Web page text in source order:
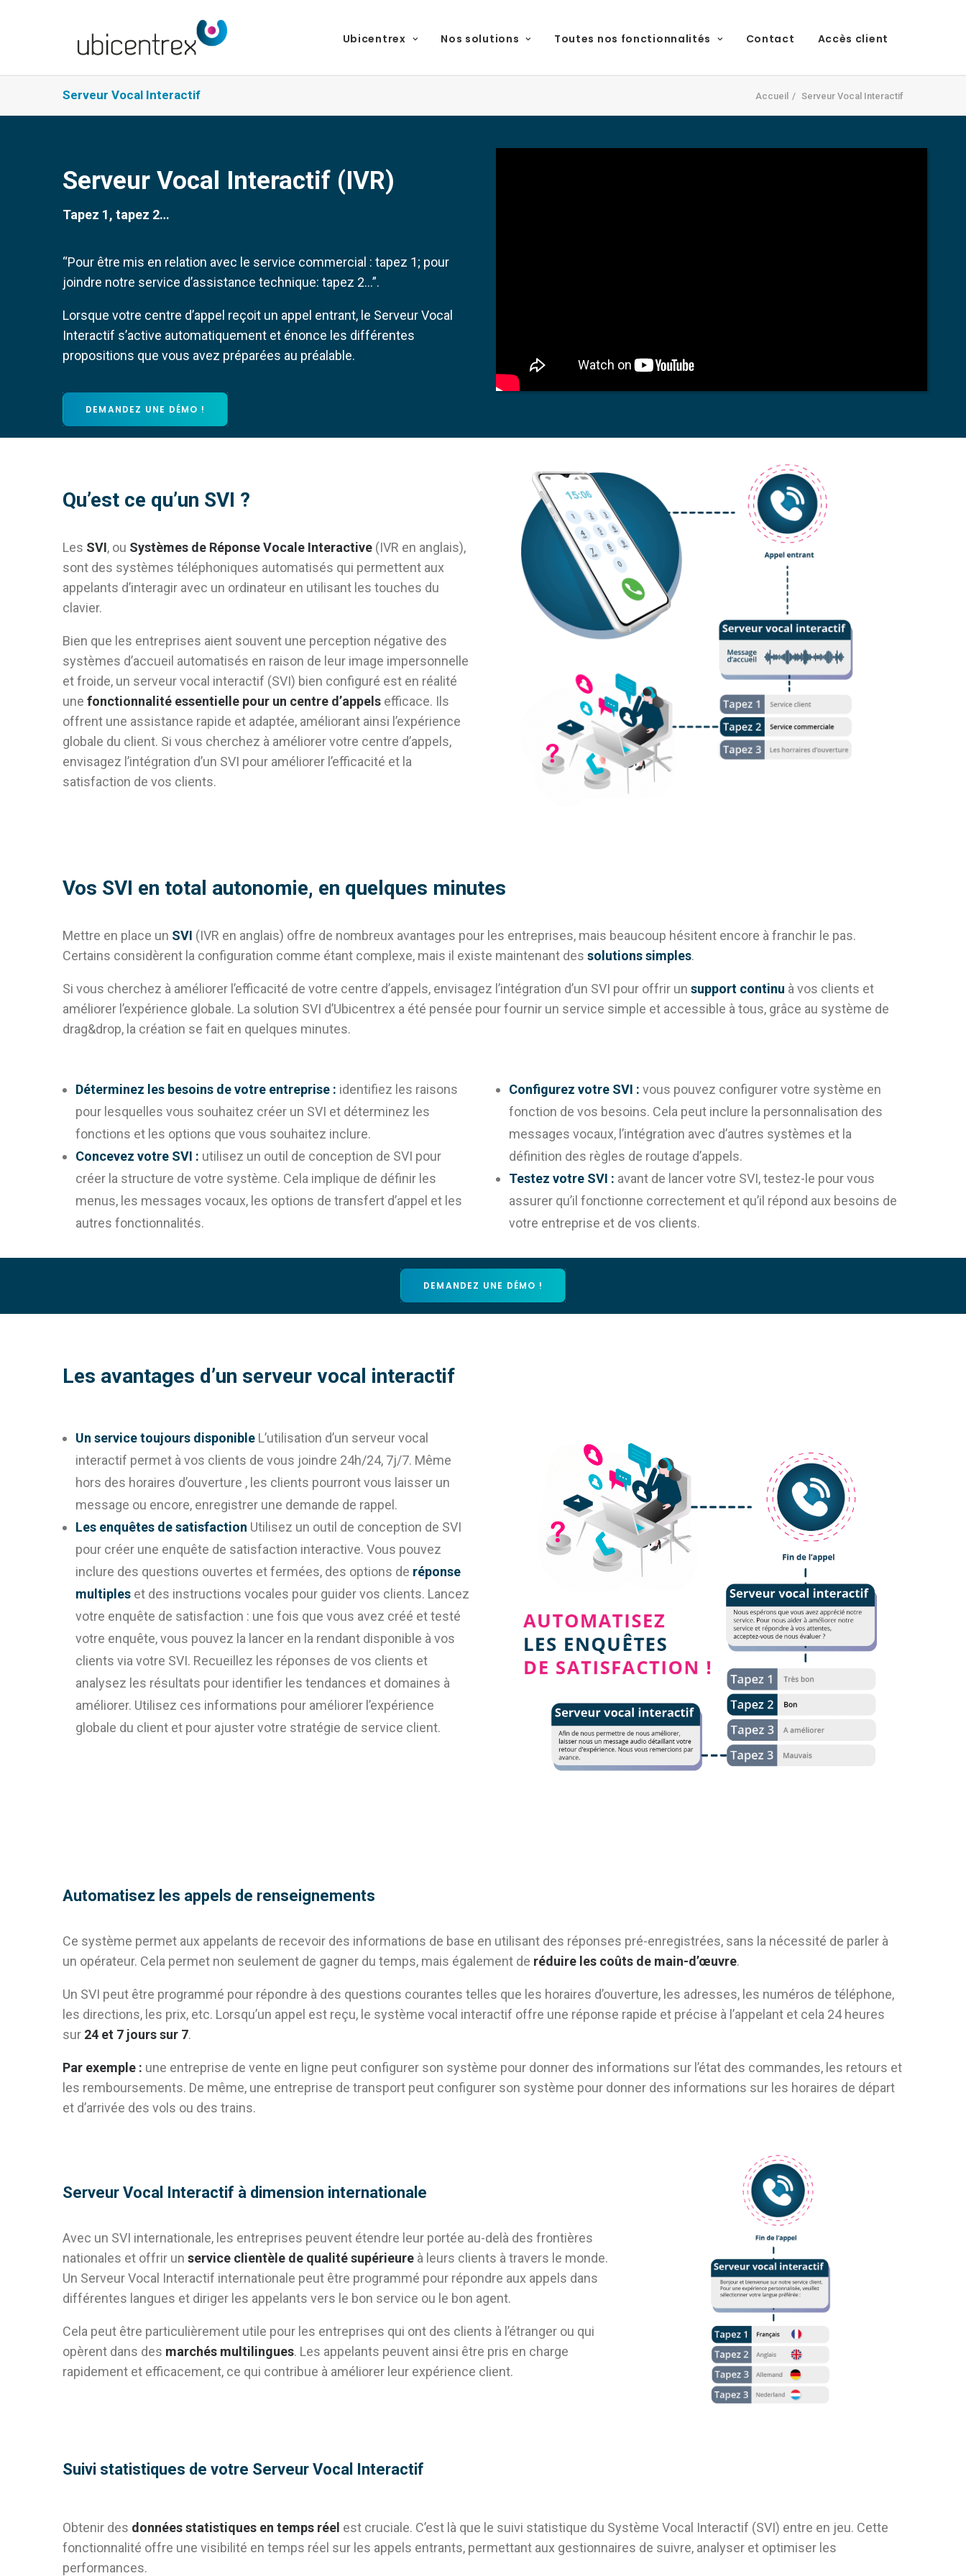
Ubicentrex Nos solutions Toutes nos fonctionnalités Contact Accès client
Serveur Vocal Interactif Accueil Serveur Vocal Interactif
Serveur Vocal Interactif (IVR)
Tapez 1, tapez 2…
“Pour être mis en relation avec le service commercial : tapez 1; pour
joindre notre service d’assistance technique: tapez 2…”.
Lorsque votre centre d’appel reçoit un appel entrant, le Serveur Vocal
Interactif s’active automatiquement et énonce les différentes
propositions que vous avez préparées au préalable.
DEMANDEZ UNE DÉMO !
Qu’est ce qu’un SVI ?
Les SVI, ou Systèmes de Réponse Vocale Interactive (IVR en anglais),
sont des systèmes téléphoniques automatisés qui permettent aux
appelants d’interagir avec un ordinateur en utilisant les touches du
clavier.
Bien que les entreprises aient souvent une perception négative des
systèmes d’accueil automatisés en raison de leur image impersonnelle
et froide, un serveur vocal interactif (SVI) bien configuré est en réalité
une fonctionnalité essentielle pour un centre d’appels efficace. Ils
offrent une assistance rapide et adaptée, améliorant ainsi l’expérience
globale du client. Si vous cherchez à améliorer votre centre d’appels,
envisagez l’intégration d’un SVI pour améliorer l’efficacité et la
satisfaction de vos clients.
Vos SVI en total autonomie, en quelques minutes
Mettre en place un SVI (IVR en anglais) offre de nombreux avantages pour les entreprises, mais beaucoup hésitent encore à franchir le pas.
Certains considèrent la configuration comme étant complexe, mais il existe maintenant des solutions simples.
Si vous cherchez à améliorer l’efficacité de votre centre d’appels, envisagez l’intégration d’un SVI pour offrir un support continu à vos clients et
améliorer l’expérience globale. La solution SVI d’Ubicentrex a été pensée pour fournir un service simple et accessible à tous, grâce au système de
drag&drop, la création se fait en quelques minutes.
Déterminez les besoins de votre entreprise : identifiez les raisons
pour lesquelles vous souhaitez créer un SVI et déterminez les
fonctions et les options que vous souhaitez inclure.
Concevez votre SVI : utilisez un outil de conception de SVI pour
créer la structure de votre système. Cela implique de définir les
menus, les messages vocaux, les options de transfert d’appel et les
autres fonctionnalités.
Configurez votre SVI : vous pouvez configurer votre système en
fonction de vos besoins. Cela peut inclure la personnalisation des
messages vocaux, l’intégration avec d’autres systèmes et la
définition des règles de routage d’appels.
Testez votre SVI : avant de lancer votre SVI, testez-le pour vous
assurer qu’il fonctionne correctement et qu’il répond aux besoins de
votre entreprise et de vos clients.
DEMANDEZ UNE DÉMO !
Les avantages d’un serveur vocal interactif
Un service toujours disponible L’utilisation d’un serveur vocal
interactif permet à vos clients de vous joindre 24h/24, 7j/7. Même
hors des horaires d’ouverture , les clients pourront vous laisser un
message ou encore, enregistrer une demande de rappel.
Les enquêtes de satisfaction Utilisez un outil de conception de SVI
pour créer une enquête de satisfaction interactive. Vous pouvez
inclure des questions ouvertes et fermées, des options de réponse
multiples et des instructions vocales pour guider vos clients. Lancez
votre enquête de satisfaction : une fois que vous avez créé et testé
votre enquête, vous pouvez la lancer en la rendant disponible à vos
clients via votre SVI. Recueillez les réponses de vos clients et
analysez les résultats pour identifier les tendances et domaines à
améliorer. Utilisez ces informations pour améliorer l’expérience
globale du client et pour ajuster votre stratégie de service client.
Automatisez les appels de renseignements
Ce système permet aux appelants de recevoir des informations de base en utilisant des réponses pré-enregistrées, sans la nécessité de parler à
un opérateur. Cela permet non seulement de gagner du temps, mais également de réduire les coûts de main-d’œuvre.
Un SVI peut être programmé pour répondre à des questions courantes telles que les horaires d’ouverture, les adresses, les numéros de téléphone,
les directions, les prix, etc. Lorsqu’un appel est reçu, le système vocal interactif offre une réponse rapide et précise à l’appelant et cela 24 heures
sur 24 et 7 jours sur 7.
Par exemple : une entreprise de vente en ligne peut configurer son système pour donner des informations sur l’état des commandes, les retours et
les remboursements. De même, une entreprise de transport peut configurer son système pour donner des informations sur les horaires de départ
et d’arrivée des vols ou des trains.
Serveur Vocal Interactif à dimension internationale
Avec un SVI internationale, les entreprises peuvent étendre leur portée au-delà des frontières
nationales et offrir un service clientèle de qualité supérieure à leurs clients à travers le monde.
Un Serveur Vocal Interactif internationale peut être programmé pour répondre aux appels dans
différentes langues et diriger les appelants vers le bon service ou le bon agent.
Cela peut être particulièrement utile pour les entreprises qui ont des clients à l’étranger ou qui
opèrent dans des marchés multilingues. Les appelants peuvent ainsi être pris en charge
rapidement et efficacement, ce qui contribue à améliorer leur expérience client.
Suivi statistiques de votre Serveur Vocal Interactif
Obtenir des données statistiques en temps réel est cruciale. C’est là que le suivi statistique du Système Vocal Interactif (SVI) entre en jeu. Cette
fonctionnalité offre une visibilité en temps réel sur les appels entrants, permettant aux gestionnaires de suivre, analyser et optimiser les
performances.